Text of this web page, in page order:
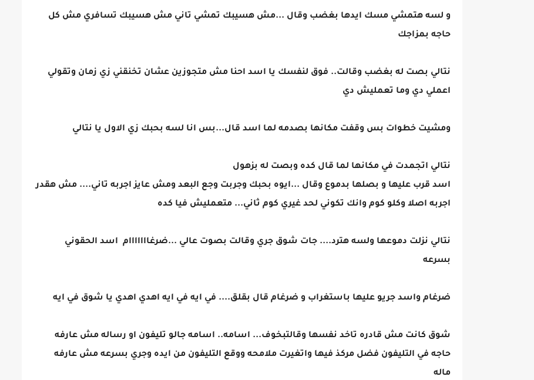
و لسه هتمشي مسك ايدها بغضب وقال ...مش هسيبك تمشي تاني مش هسيبك تسافري مش كل
حاجه بمزاجك
نتالي بصت له بغضب وقالت.. فوق لنفسك يا اسد احنا مش متجوزين عشان تخنقني زي زمان وتقولي
اعملي دي وما تعمليش دي
ومشيت خطوات بس وقفت مكانها بصدمه لما اسد قال...بس انا لسه بحبك زي الاول يا نتالي
نتالي اتجمدت في مكانها لما قال كده وبصت له بزهول
اسد قرب عليها و بصلها بدموع وقال ...ايوه بحبك وجربت وجع البعد ومش عايز اجربه تاني.... مش هقدر
اجربه اصلا وكلو كوم وانك تكوني لحد غيري كوم ثاني... متعمليش فيا كده
نتالي نزلت دموعها ولسه هترد.... جات شوق جري وقالت بصوت عالي ...ضرغااااااام اسد الحقوني
بسرعه
ضرغام واسد جريو عليها باستغراب و ضرغام قال بقلق.... في ايه في ايه اهدي اهدي يا شوق في ايه
شوق كانت مش قادره تاخد نفسها وقالتبخوف... اسامه.. اسامه جالو تليفون او رساله مش عارفه
حاجه في التليفون فضل مركذ فيها واتغيرت ملامحه ووقع التليفون من ايده وجري بسرعه مش عارفه
ماله